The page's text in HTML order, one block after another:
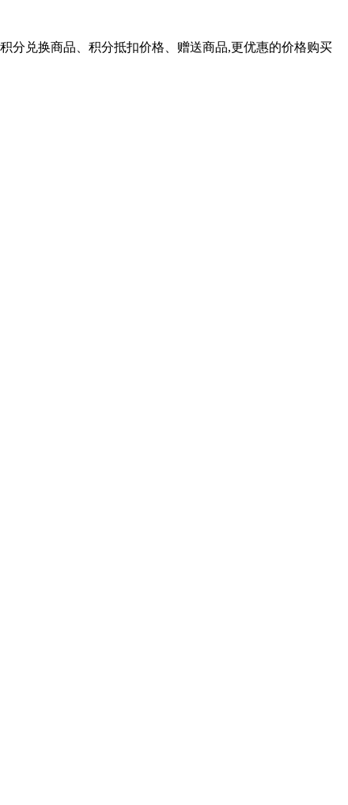
分兑换商品、积分抵扣价格、赠送商品,更优惠的价格购买